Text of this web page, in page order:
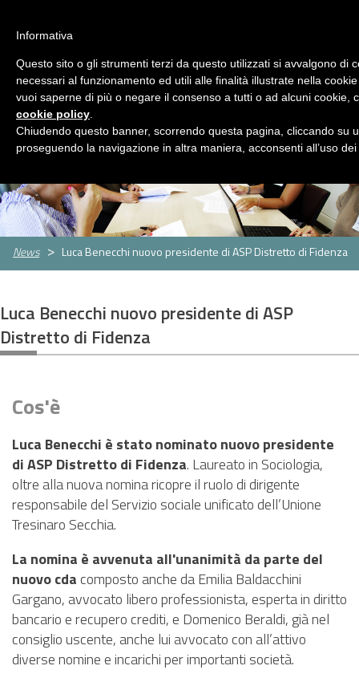
MENU
Servizi
News Luca Benecchi nuovo presidente di ASP Distretto di Fidenza
Luca Benecchi nuovo presidente di ASP
Distretto di Fidenza
Cos'è
Luca Benecchi è stato nominato nuovo presidente
di ASP Distretto di Fidenza. Laureato in Sociologia,
oltre alla nuova nomina ricopre il ruolo di dirigente
responsabile del Servizio sociale unificato dell’Unione
Tresinaro Secchia.
La nomina è avvenuta all'unanimità da parte del
nuovo cdacomposto anche da Emilia Baldacchini
Gargano, avvocato libero professionista, esperta in diritto
bancario e recupero crediti, e Domenico Beraldi, già nel
consiglio uscente, anche lui avvocato con all’attivo
diverse nomine e incarichi per importanti società.
CHI
SIAMO
SERVIZI
Servizio
Sociale
Centro
per
le
famiglie
Strutture
per
anziani
Sportello
assistenti
famigliari
CONCORSI
E
GARE
Concorsi
gare
Concorsi
gare
AMMINISTRAZIONE
TRASPARENTE
PNRR
Cos'è
il
Progetti
PNRR
Allegati
NEWS
Informativa
Questo sito o gli strumenti terzi da questo utilizzati si avvalgono di
necessari al funzionamento ed utili alle finalità illustrate nella
vuoi saperne di più o negare il consenso a tutti o ad alcuni cookie,
cookie policy
Chiudendo questo banner, scorrendo questa pagina, cliccando su
proseguendo la navigazione in altra maniera, acconsenti all’uso